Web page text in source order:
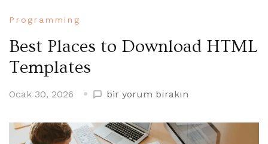
Programming
Best Places to Download HTML
Templates
Ocak 30, 2026
Best
to
Download
bir yorum bırakın